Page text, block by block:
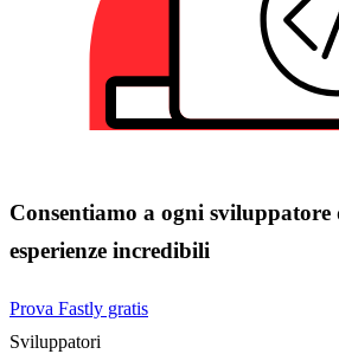
Consentiamo a ogni sviluppatore
esperienze incredibili
Prova Fastly gratis
Sviluppatori